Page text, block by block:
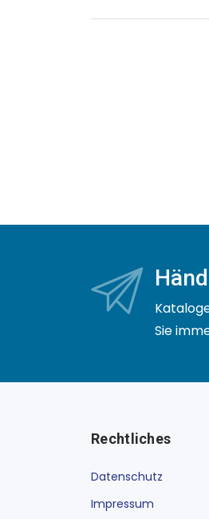
Sie
Rechtliches
Datenschutz
Impressum